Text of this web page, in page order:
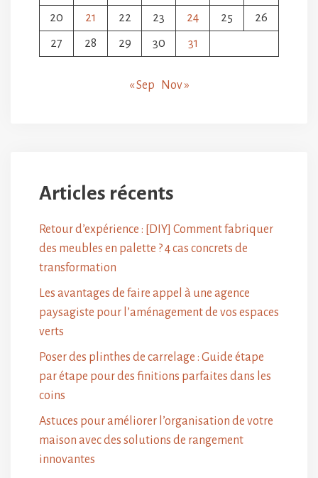
20
21 22 23 24 25
26
27
28 29 30 31
« Sep Nov »
Articles récents
Retour d’expérience : [DIY] Comment fabriquer
des meubles en palette ? 4 cas concrets de
transformation
Les avantages de faire appel à une agence
paysagiste pour l’aménagement de vos espaces
verts
Poser des plinthes de carrelage : Guide étape
par étape pour des finitions parfaites dans les
coins
Astuces pour améliorer l’organisation de votre
maison avec des solutions de rangement
innovantes